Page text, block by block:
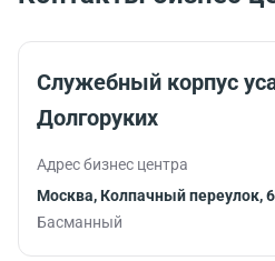
Служебный корпус
Долгоруких
Адрес бизнес центра
Москва, Колпачный переулок,
Басманный